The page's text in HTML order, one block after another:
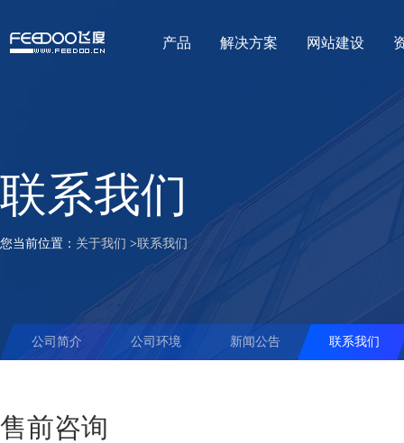
产品 解决方案 网站建设
联系我们
您当前位置： 关于我们 >联系我们
公司简介 公司环境 新闻公告 联系我们
售前咨询